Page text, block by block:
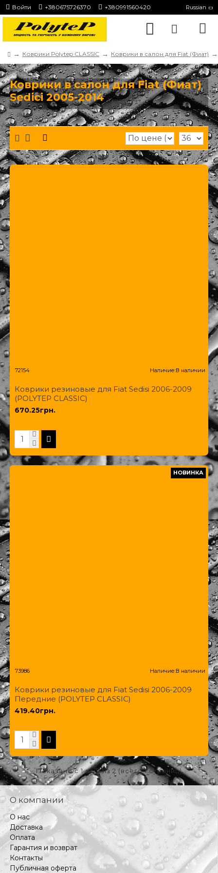
Войти +380675726370 +380991560420 Russian
Коврики Polytep CLASSIC Коврики в салон для Fiat (Фиат)
Коврики в салон для Fiat (Фиат)
Sedici 2005-2014
72154 Наличие:В наличии
Коврики резиновые для Fiat Sedisi 2006-2009
(POLYTEP CLASSIC)
670.25грн.
НОВИНКА
73986 Наличие:В наличии
Коврики резиновые для Fiat Sedisi 2006-2009
Передние (POLYTEP CLASSIC)
419.40грн.
Показано с 1 по 2 из 2 (всего 1 страниц)
О компании
О нас
Доставка
Оплата
Гарантия и возврат
Контакты
Публичная оферта